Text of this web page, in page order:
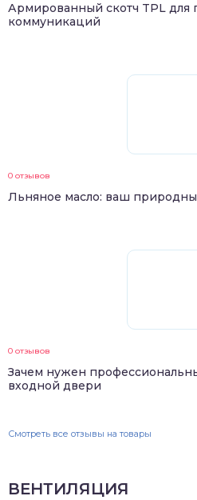
Армированный скотч TPL для
коммуникаций
0 отзывов
Льняное масло: ваш
0 отзывов
Зачем нужен
входной двери
Смотреть все отзывы на товары
ВЕНТИЛЯЦИЯ